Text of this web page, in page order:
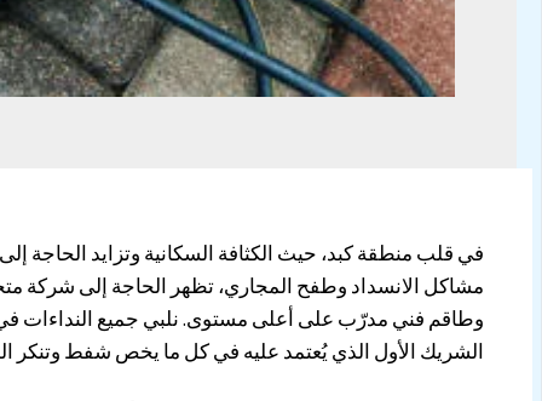
في قلب منطقة كبد، حيث الكثافة السكانية وتزايد الحاجة
مشاكل الانسداد وطفح المجاري، تظهر الحاجة إلى شركة
وطاقم فني مدرّب على أعلى مستوى. نلبي جميع النداءات في
الشريك الأول الذي يُعتمد عليه في كل ما يخص شفط وتنكر